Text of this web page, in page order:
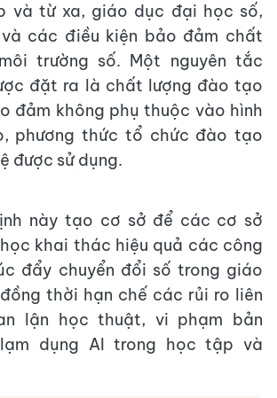
và từ xa, giáo dục đại học số,
các điều kiện bảo đảm chất
trường số. Một nguyên tắc
đặt ra là chất lượng đào tạo
đảm không phụ thuộc vào hình
phương thức tổ chức đào tạo
được sử dụng.
này tạo cơ sở để các cơ sở
khai thác hiệu quả các công
đẩy chuyển đổi số trong giáo
thời hạn chế các rủi ro liên
lận học thuật, vi phạm bản
dụng AI trong học tập và